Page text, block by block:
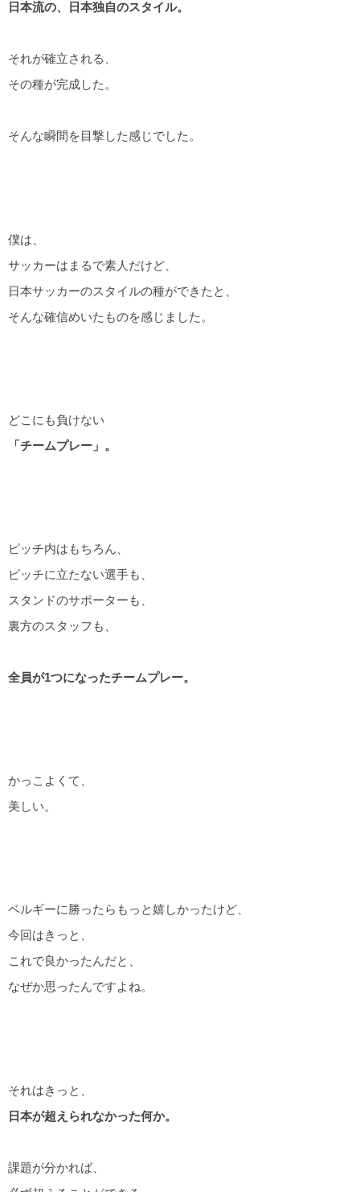
日本流の、日本独自のスタイル。
それが確立される、
その種が完成した。
そんな瞬間を目撃した感じでした。
僕は、
サッカーはまるで素人だけど、
日本サッカーのスタイルの種ができたと、
そんな確信めいたものを感じました。
どこにも負けない
「チームプレー」。
ピッチ内はもちろん、
ピッチに立たない選手も、
スタンドのサポーターも、
裏方のスタッフも、
全員が1つになったチームプレー。
かっこよくて、
美しい。
ベルギーに勝ったらもっと嬉しかったけど、
今回はきっと、
これで良かったんだと、
なぜか思ったんですよね。
それはきっと、
日本が超えられなかった何か。
課題が分かれば、